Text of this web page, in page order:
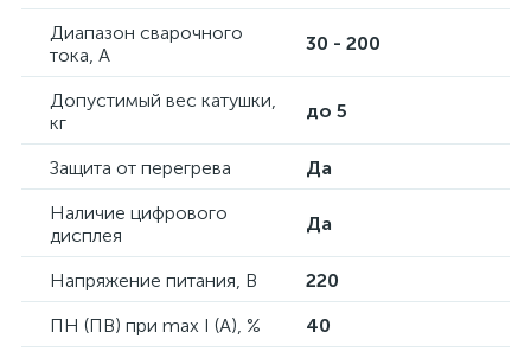
Диапазон сварочного
тока, А
30 - 200
Допустимый вес катушки,
кг
до 5
Защита от перегрева
Да
Наличие цифрового
дисплея
Да
Напряжение питания, В
220
ПН (ПВ) при max I (A), %
40